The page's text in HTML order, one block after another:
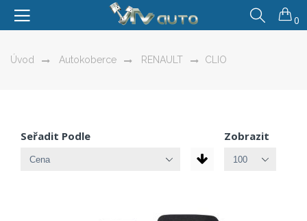
0
Úvod Autokoberce RENAULT CLIO
Seřadit Podle Zobrazit